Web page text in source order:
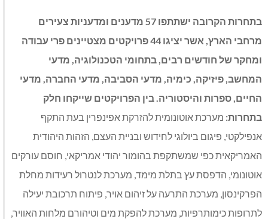
בתחרות הקרובה ישתתפו 57 מדענים ומדעניות צעירים
מרחבי הארץ, אשר יציגו 44 פרויקטים מצטיינים פרי עבודה
ומחקר של חודשים רבים, בתחומי הטכנולוגיה, מדעי
המחשב, פיזיקה, כימיה, מדעי הסביבה, מדעי החברה, מדעי
החיים, ספרות והיסטוריה. בין הפרויקטים שייקחו חלק
בתחרות: מערכת אוטונומית להזרקת אפינפרין בעת התקף
אנפילקטי, פיגום ביולוגי לחידוש ובניית העצם, הזהות היהודית
האמריקאית כפי שמשתקפת בהומור יהודי אמריקאי, חוסם עורקים
אוטונומי, הדפסת עץ בתלת מימד, מערכת לנטרול רעידות מחלת
הפרקינסון, מערכת התרעה על זיהום אויר, פיתוח תרכובת יעילה
לתרופות כימותרפיות, מערכת להפקת מים וטיהורם מלחות האוויר,